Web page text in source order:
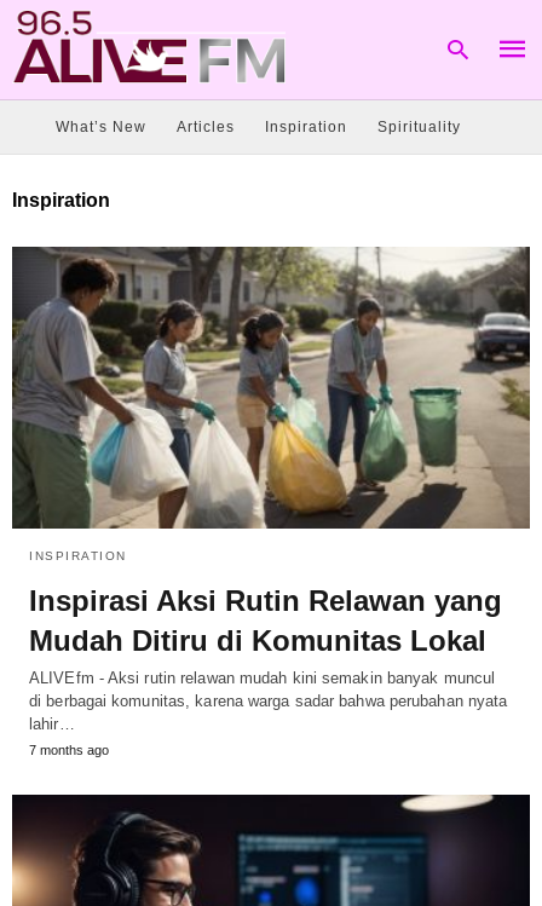
and
hit
What’s New Articles Inspiration Spirituality
Inspiration
INSPIRATION
Inspirasi Aksi Rutin Relawan yang
Mudah Ditiru di Komunitas Lokal
ALIVEfm - Aksi rutin relawan mudah kini semakin banyak muncul
di berbagai komunitas, karena warga sadar bahwa perubahan nyata
lahir…
7 months ago